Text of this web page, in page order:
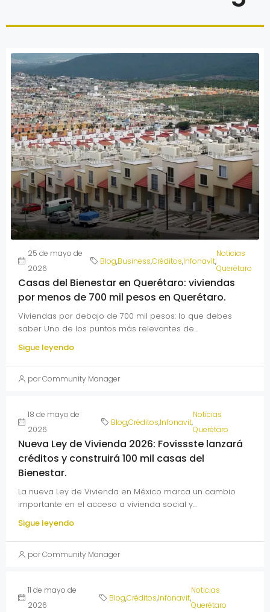
25 de mayo de
2026
Blog,Business,Créditos,Infonavit,
Noticias
Querétaro
Casas del Bienestar en Querétaro: viviendas
por menos de 700 mil pesos en Querétaro.
Viviendas por debajo de 700 mil pesos: lo que debes
saber Uno de los puntos más relevantes de...
Sigue leyendo
por Community Manager
18 de mayo de
2026
Blog,Créditos,Infonavit,
Noticias
Querétaro
Nueva Ley de Vivienda 2026: Fovissste lanzará
créditos y construirá 100 mil casas del
Bienestar.
La nueva Ley de Vivienda en México marca un cambio
importante en el acceso a vivienda social y...
Sigue leyendo
por Community Manager
11 de mayo de
2026
Blog,Créditos,Infonavit,
Noticias
Querétaro